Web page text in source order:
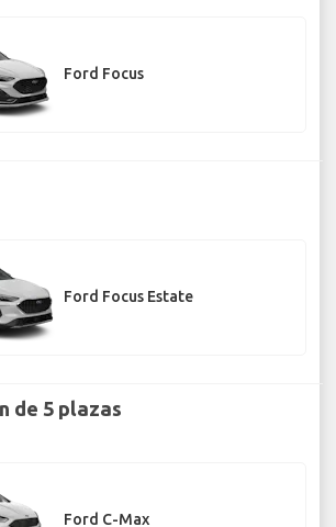
Ford Focus
Ford Focus Estate
de 5 plazas
Ford C-Max